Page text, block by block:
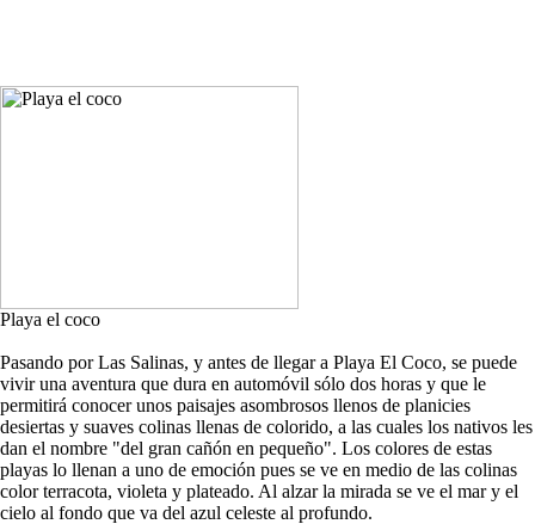
Playa el coco
Pasando por Las Salinas, y antes de llegar a Playa El Coco, se puede
vivir una aventura que dura en automóvil sólo dos horas y que le
permitirá conocer unos paisajes asombrosos llenos de planicies
desiertas y suaves colinas llenas de colorido, a las cuales los nativos les
dan el nombre "del gran cañón en pequeño". Los colores de estas
playas lo llenan a uno de emoción pues se ve en medio de las colinas
color terracota, violeta y plateado. Al alzar la mirada se ve el mar y el
cielo al fondo que va del azul celeste al profundo.